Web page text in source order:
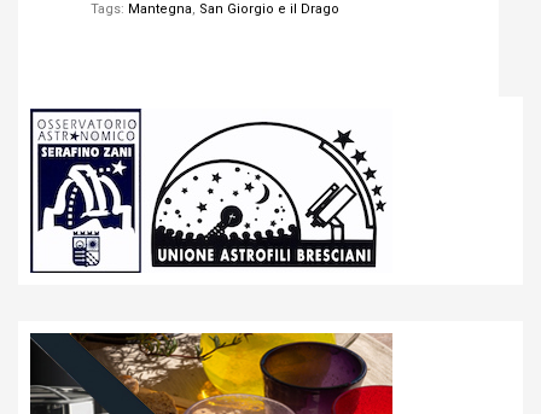
Tags: Mantegna, San Giorgio e il Drago